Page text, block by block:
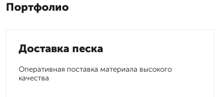
Портфолио
Доставка песка
Оперативная поставка материала высокого
качества